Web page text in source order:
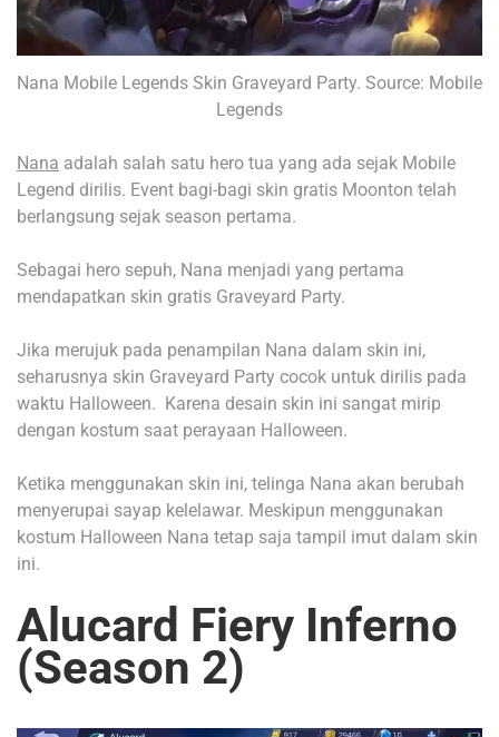
Nana Mobile Legends Skin Graveyard Party. Source: Mobile
Legends
Nana adalah salah satu hero tua yang ada sejak Mobile
Legend dirilis. Event bagi-bagi skin gratis Moonton telah
berlangsung sejak season pertama.
Sebagai hero sepuh, Nana menjadi yang pertama
mendapatkan skin gratis Graveyard Party.
Jika merujuk pada penampilan Nana dalam skin ini,
seharusnya skin Graveyard Party cocok untuk dirilis pada
waktu Halloween. Karena desain skin ini sangat mirip
dengan kostum saat perayaan Halloween.
Ketika menggunakan skin ini, telinga Nana akan berubah
menyerupai sayap kelelawar. Meskipun menggunakan
kostum Halloween Nana tetap saja tampil imut dalam skin
ini.
Alucard Fiery Inferno
(Season 2)